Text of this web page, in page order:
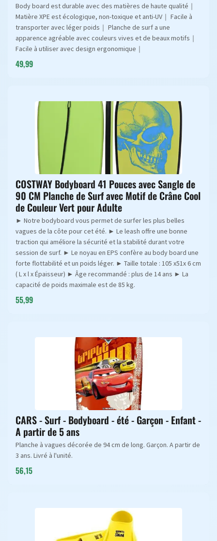
Body board est durable avec des matières de haute qualité｜
Matière XPE est écologique, non-toxique et anti-UV｜ Facile à
transporter avec léger poids｜ Planche de surf a une
apparence agréable avec couleurs vives et de beaux motifs｜
Facile à utiliser avec design ergonomique｜
49,99
COSTWAY Bodyboard 41 Pouces avec Sangle de
90 CM Planche de Surf avec Motif de Crâne Cool
de Couleur Vert pour Adulte
► Notre bodyboard vous permet de surfer les plus belles
vagues de la côte pour cet été. ► Le leash offre une bonne
traction qui améliore la sécurité et la stabilité durant votre
session de surf. ► Le noyau en EPS confère au body board une
forte flottabilité et un poids léger. ► Taille totale : 105 x51x 6 cm
( L x l x Épaisseur) ► Âge recommandé : plus de 14 ans ► La
capacité de poids maximale est de 85 kg.
55,99
CARS - Surf - Bodyboard - été - Garçon - Enfant -
A partir de 5 ans
Planche à vagues décorée de 94 cm de long. Garçon. A partir de
3 ans. Livré à l'unité.
56,15